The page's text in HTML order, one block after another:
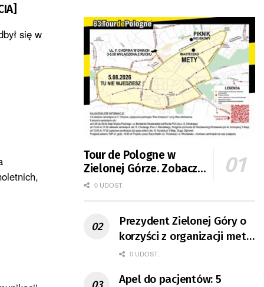
się w
Tour de Pologne w
Zielonej Górze. Zobacz
zmiany w organizacji
0 UDOST.
Prezydent Zielonej Góry o
korzyści z organizacji mety
Tour de Pologne
0 UDOST.
Apel do pacjentów: 5